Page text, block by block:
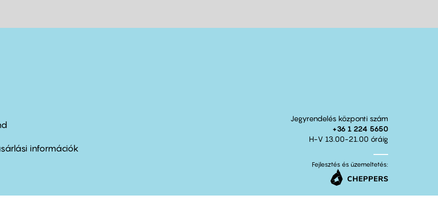
információk
Jegyrendelés központi szám
+36 1 224 5650
H-V 13.00-21.00 óráig
Fejlesztés és üzemeltetés: